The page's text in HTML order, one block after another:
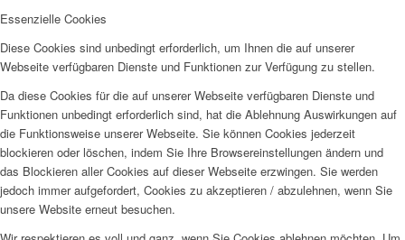
Essenzielle Cookies
Diese Cookies sind unbedingt erforderlich, um Ihnen die auf unserer
Webseite verfügbaren Dienste und Funktionen zur Verfügung zu stellen.
Da diese Cookies für die auf unserer Webseite verfügbaren Dienste und
Funktionen unbedingt erforderlich sind, hat die Ablehnung Auswirkungen auf
die Funktionsweise unserer Webseite. Sie können Cookies jederzeit
blockieren oder löschen, indem Sie Ihre Browsereinstellungen ändern und
das Blockieren aller Cookies auf dieser Webseite erzwingen. Sie werden
jedoch immer aufgefordert, Cookies zu akzeptieren / abzulehnen, wenn Sie
unsere Website erneut besuchen.